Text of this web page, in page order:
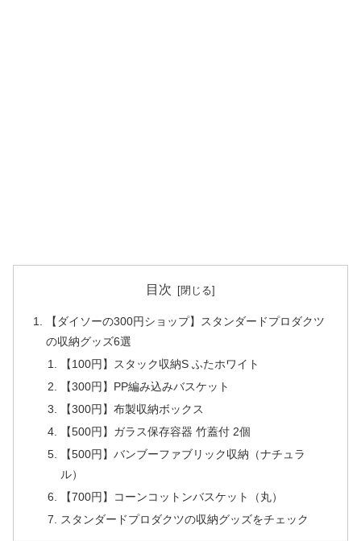
目次
【ダイソーの300円ショップ】スタンダードプロダクツ
の収納グッズ6選
【100円】スタック収納S ふたホワイト
【300円】PP編み込みバスケット
【300円】布製収納ボックス
【500円】ガラス保存容器 竹蓋付 2個
【500円】バンブーファブリック収納（ナチュラ
ル）
【700円】コーンコットンバスケット（丸）
スタンダードプロダクツの収納グッズをチェック